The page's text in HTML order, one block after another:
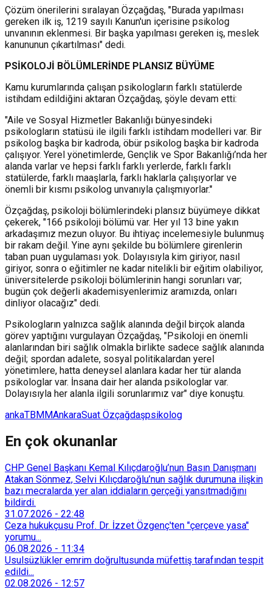
Çözüm önerilerini sıralayan Özçağdaş, "Burada yapılması
gereken ilk iş, 1219 sayılı Kanun'un içerisine psikolog
unvanının eklenmesi. Bir başka yapılması gereken iş, meslek
kanununun çıkartılması" dedi.
PSİKOLOJİ BÖLÜMLERİNDE PLANSIZ BÜYÜME
Kamu kurumlarında çalışan psikologların farklı statülerde
istihdam edildiğini aktaran Özçağdaş, şöyle devam etti:
"Aile ve Sosyal Hizmetler Bakanlığı bünyesindeki
psikologların statüsü ile ilgili farklı istihdam modelleri var. Bir
psikolog başka bir kadroda, öbür psikolog başka bir kadroda
çalışıyor. Yerel yönetimlerde, Gençlik ve Spor Bakanlığı’nda her
alanda varlar ve hepsi farklı farklı yerlerde, farklı farklı
statülerde, farklı maaşlarla, farklı haklarla çalışıyorlar ve
önemli bir kısmı psikolog unvanıyla çalışmıyorlar."
Özçağdaş, psikoloji bölümlerindeki plansız büyümeye dikkat
çekerek, "166 psikoloji bölümü var. Her yıl 13 bine yakın
arkadaşımız mezun oluyor. Bu ihtiyaç incelemesiyle bulunmuş
bir rakam değil. Yine aynı şekilde bu bölümlere girenlerin
taban puan uygulaması yok. Dolayısıyla kim giriyor, nasıl
giriyor, sonra o eğitimler ne kadar nitelikli bir eğitim olabiliyor,
üniversitelerde psikoloji bölümlerinin hangi sorunları var;
bugün çok değerli akademisyenlerimiz aramızda, onları
dinliyor olacağız" dedi.
Psikologların yalnızca sağlık alanında değil birçok alanda
görev yaptığını vurgulayan Özçağdaş, "Psikoloji en önemli
alanlarından biri sağlık olmakla birlikte sadece sağlık alanında
değil; spordan adalete, sosyal politikalardan yerel
yönetimlere, hatta deneysel alanlara kadar her tür alanda
psikologlar var. İnsana dair her alanda psikologlar var.
Dolayısıyla her alanla ilgili sorunlarımız var" diye konuştu.
ankaTBMMAnkaraSuat Özçağdaşpsikolog
En çok okunanlar
CHP Genel Başkanı Kemal Kılıçdaroğlu’nun Basın Danışmanı
Atakan Sönmez, Selvi Kılıçdaroğlu’nun sağlık durumuna ilişkin
bazı mecralarda yer alan iddiaların gerçeği yansıtmadığını
bildirdi.
31.07.2026 - 22:48
Ceza hukukçusu Prof. Dr. İzzet Özgenç'ten "çerçeve yasa"
yorumu...
06.08.2026 - 11:34
Usulsüzlükler emrim doğrultusunda müfettiş tarafından tespit
edildi...
02.08.2026 - 12:57